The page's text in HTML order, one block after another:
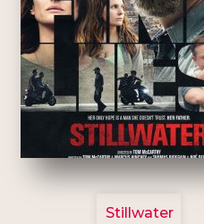
3123
Stillwater